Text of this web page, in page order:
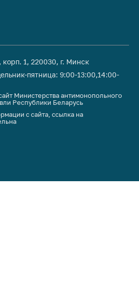
1, 220030, г. Минск
пятница: 9:00-13:00,14:00-
Министерства антимонопольного
Республики Беларусь
с сайта, ссылка на